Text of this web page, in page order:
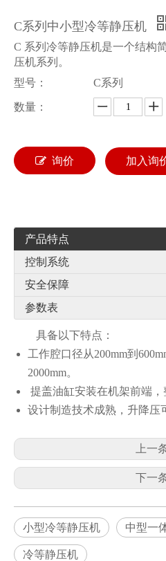
C系列中小型冷等静压机
C 系列冷等静压机是一个结构
压机系列。
型号：
C系列
数量：
询价 加入询
产品特点
控制系统
安全保障
参数表
具备以下特点：
工作腔口径从200mm到
2000mm。
提盖油缸安装在机架前端，
设计制造技术成熟，升降压
上一
下一
小型冷等静压机 中型一
冷等静压机